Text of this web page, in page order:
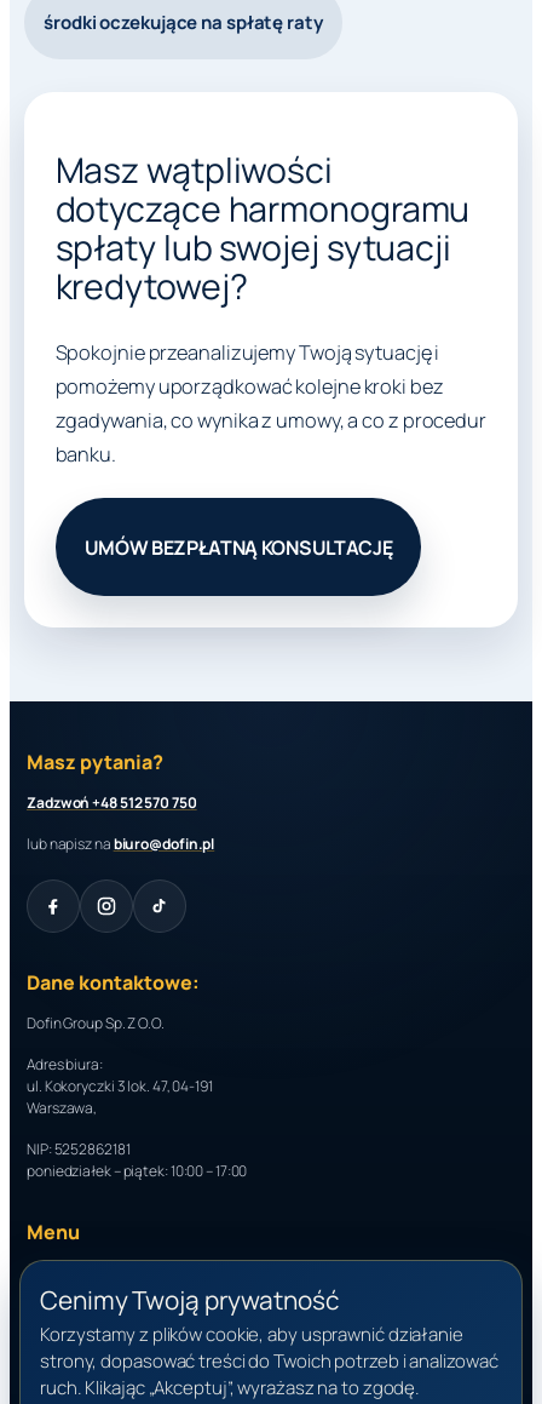
środki oczekujące na spłatę raty
Masz wątpliwości
dotyczące harmonogramu
spłaty lub swojej sytuacji
kredytowej?
Spokojnie przeanalizujemy Twoją sytuację i
pomożemy uporządkować kolejne kroki bez
zgadywania, co wynika z umowy, a co z procedur
banku.
UMÓW BEZPŁATNĄ KONSULTACJĘ
Masz pytania?
Zadzwoń +48 512 570 750
lub napisz nabiuro@dofin.pl
Dane kontaktowe:
Dofin Group Sp. Z O.O.
Adres biura:
ul. Kokoryczki 3 lok. 47, 04-191
Warszawa,
NIP: 5252862181
poniedziałek – piątek: 10:00 – 17:00
Menu
O nas
Oferta
Narzędzia
Baza wiedzy
Kontakt
Cenimy Twoją prywatność
Korzystamy z plików cookie, aby usprawnić działanie
strony, dopasować treści do Twoich potrzeb i analizować
ruch. Klikając „Akceptuj”, wyrażasz na to zgodę.